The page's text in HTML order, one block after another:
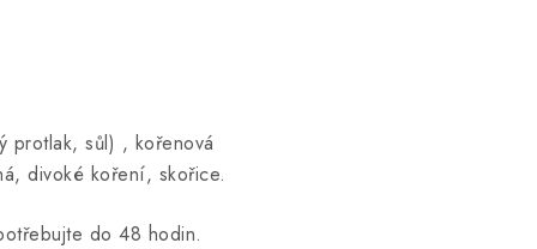
protlak, sůl) , kořenová
divoké koření, skořice.
do 48 hodin.